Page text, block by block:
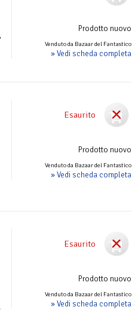
Prodotto nuovo
Venduto da Bazaar del Fantastico
» Vedi scheda completa
Esaurito
Prodotto nuovo
Venduto da Bazaar del Fantastico
» Vedi scheda completa
Esaurito
Prodotto nuovo
Venduto da Bazaar del Fantastico
» Vedi scheda completa